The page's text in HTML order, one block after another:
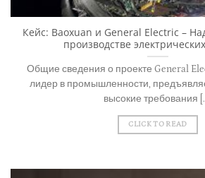
Кейс: Baoxuan и General Electric –
производстве
Общие сведения о проекте General
лидер в промышленности,
высокие требования
CLICK TO READ